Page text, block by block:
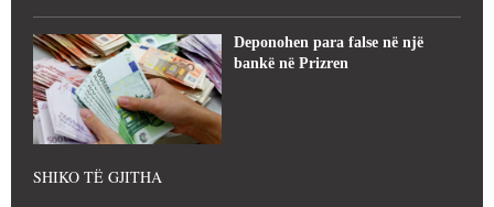
Deponohen para false në një
bankë në Prizren
SHIKO TË GJITHA